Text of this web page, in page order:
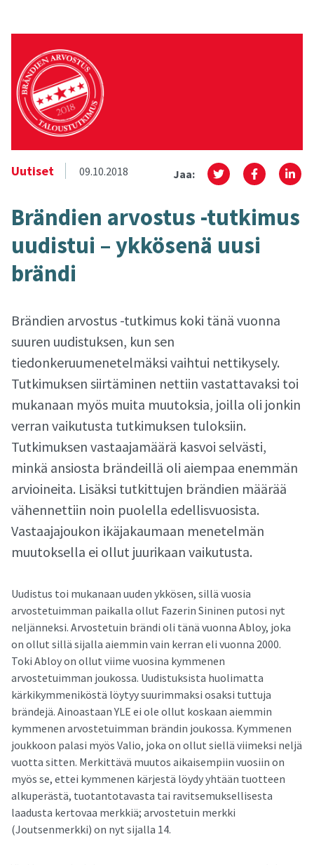
Uutiset 09.10.2018 Jaa:
Brän­dien ar­vos­tus -​tutkimus
uu­dis­tui – yk­kö­se­nä uusi
brän­di
Brändien arvostus -tutkimus koki tänä vuonna
suuren uudistuksen, kun sen
tiedonkeruumenetelmäksi vaihtui nettikysely.
Tutkimuksen siirtäminen nettiin vastattavaksi toi
mukanaan myös muita muutoksia, joilla oli jonkin
verran vaikutusta tutkimuksen tuloksiin.
Tutkimuksen vastaajamäärä kasvoi selvästi,
minkä ansiosta brändeillä oli aiempaa enemmän
arvioineita. Lisäksi tutkittujen brändien määrää
vähennettiin noin puolella edellisvuosista.
Vastaajajoukon ikäjakaumaan menetelmän
muutoksella ei ollut juurikaan vaikutusta.
Uudistus toi mukanaan uuden ykkösen, sillä vuosia
arvostetuimman paikalla ollut Fazerin Sininen putosi nyt
neljänneksi. Arvostetuin brändi oli tänä vuonna Abloy, joka
on ollut sillä sijalla aiemmin vain kerran eli vuonna 2000.
Toki Abloy on ollut viime vuosina kymmenen
arvostetuimman joukossa. Uudistuksista huolimatta
kärkikymmeniköstä löytyy suurimmaksi osaksi tuttuja
brändejä. Ainoastaan YLE ei ole ollut koskaan aiemmin
kymmenen arvostetuimman brändin joukossa. Kymmenen
joukkoon palasi myös Valio, joka on ollut siellä viimeksi neljä
vuotta sitten. Merkittävä muutos aikaisempiin vuosiin on
myös se, ettei kymmenen kärjestä löydy yhtään tuotteen
alkuperästä, tuotantotavasta tai ravitsemuksellisesta
laadusta kertovaa merkkiä; arvostetuin merkki
(Joutsenmerkki) on nyt sijalla 14.